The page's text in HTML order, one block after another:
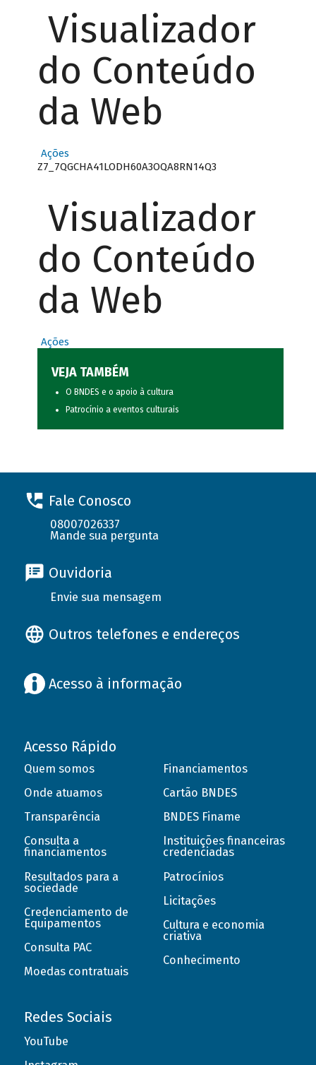
Visualizador
do Conteúdo
da Web
Ações
Z7_7QGCHA41LODH60A3OQA8RN14Q3
Visualizador
do Conteúdo
da Web
Ações
VEJA TAMBÉM
O BNDES e o apoio à cultura
Patrocínio a eventos culturais
Fale Conosco
08007026337
Mande sua pergunta
Ouvidoria
Envie sua mensagem
Outros telefones e endereços
Acesso à informação
Acesso Rápido
Quem somos
Onde atuamos
Transparência
Consulta a
financiamentos
Resultados para a
sociedade
Credenciamento de
Equipamentos
Consulta PAC
Moedas contratuais
Financiamentos
Cartão BNDES
BNDES Finame
Instituições financeiras
credenciadas
Patrocínios
Licitações
Cultura e economia
criativa
Conhecimento
Redes Sociais
YouTube